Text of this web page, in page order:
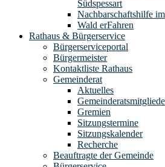
Südspessart
Nachbarschaftshilfe
Wald erFahren
Rathaus & Bürgerservice
Bürgerserviceportal
Bürgermeister
Kontaktliste Rathaus
Gemeinderat
Aktuelles
Gremien
Sitzungstermine
Sitzungskalender
Recherche
Beauftragte der Gemeinde